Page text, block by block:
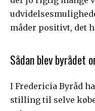
måder positivt, det
Sådan blev byrådet
I Fredericia Byråd
stilling til selve